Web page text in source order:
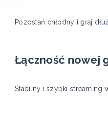
Pozostań chłodny i graj
Łączność nowej
Stabilny i szybki streaming